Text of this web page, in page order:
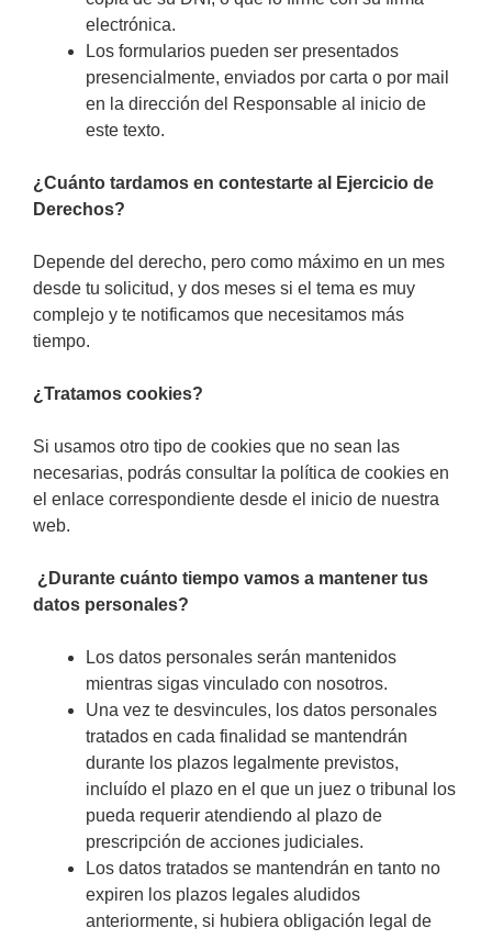
electrónica.
Los formularios pueden ser presentados
presencialmente, enviados por carta o por mail
en la dirección del Responsable al inicio de
este texto.
¿Cuánto tardamos en contestarte al Ejercicio de
Derechos?
Depende del derecho, pero como máximo en un mes
desde tu solicitud, y dos meses si el tema es muy
complejo y te notificamos que necesitamos más
tiempo.
¿Tratamos cookies?
Si usamos otro tipo de cookies que no sean las
necesarias, podrás consultar la política de cookies en
el enlace correspondiente desde el inicio de nuestra
web.
¿Durante cuánto tiempo vamos a mantener tus
datos personales?
Los datos personales serán mantenidos
mientras sigas vinculado con nosotros.
Una vez te desvincules, los datos personales
tratados en cada finalidad se mantendrán
durante los plazos legalmente previstos,
incluído el plazo en el que un juez o tribunal los
pueda requerir atendiendo al plazo de
prescripción de acciones judiciales.
Los datos tratados se mantendrán en tanto no
expiren los plazos legales aludidos
anteriormente, si hubiera obligación legal de